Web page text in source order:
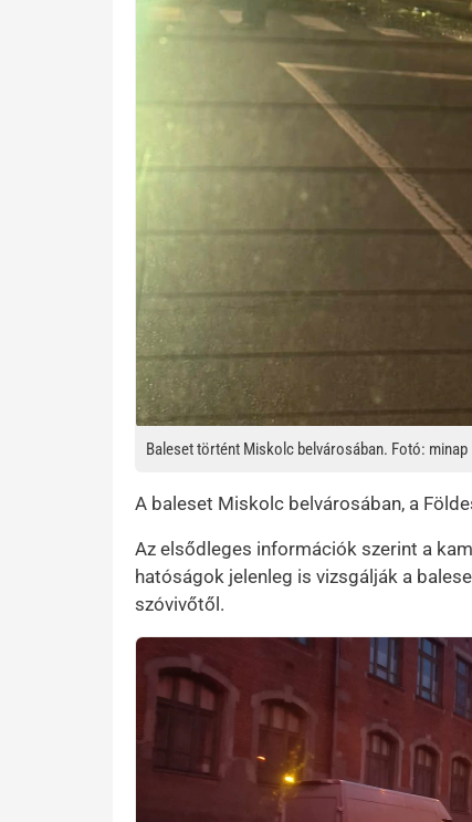
Baleset történt Miskolc belvárosában. Fotó: minap
A baleset Miskolc belvárosában, a
Az elsődleges információk szerint a
hatóságok jelenleg is vizsgálják a
szóvivőtől.
Kép